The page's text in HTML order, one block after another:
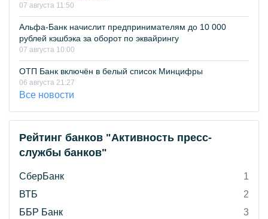
07 августа 11:50
Альфа-Банк начислит предпринимателям до 10 000
рублей кэшбэка за оборот по эквайрингу
07 августа 10:00
ОТП Банк включён в белый список Минцифры
06 августа 21:27
Все новости
Рейтинг банков "Активность пресс-
службы банков"
СберБанк
1
ВТБ
2
ББР Банк
3